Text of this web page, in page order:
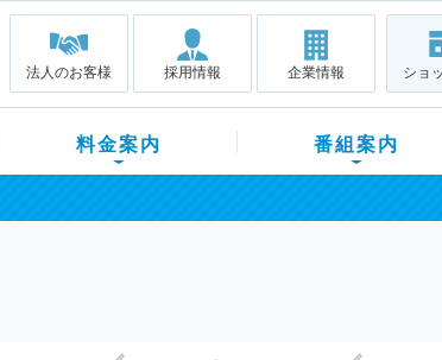
法人のお客様 採用情報 企業情報 ショ
料金案内 番組案内